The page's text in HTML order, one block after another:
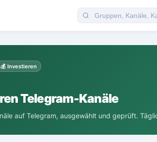
💰 Investieren
Telegram-Kanäle
auf Telegram, ausgewählt und geprüft.